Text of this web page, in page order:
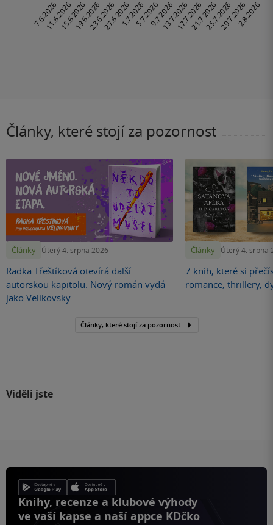
Články, které stojí za pozornost
Články Úterý 4. srpna 2026
Radka Třeštíková otevírá další
autorskou kapitolu. Nový román vydá
jako Velikovsky
Články Úterý 4. srpna
7 knih, které si
romance, thrillery,
Články, které stojí za pozornost
Viděli jste
Knihy, recenze a klubové výhody
ve vaší kapse a naší appce KDčko